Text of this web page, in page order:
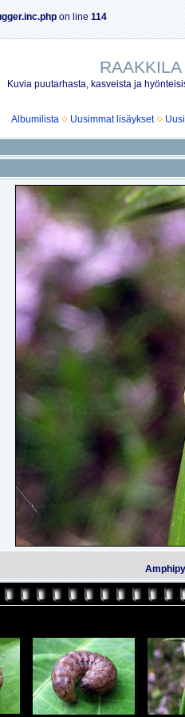
on line 114
Kuvia puutarhasta, kasveista ja
Albumilista
Uusimmat lisäykset